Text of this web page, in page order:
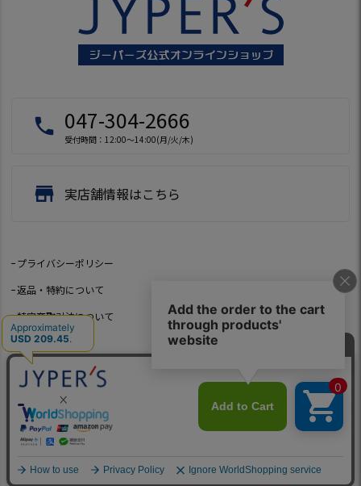
local_phone 047-304-2666
受付時間：12:00～14:00(月/火/木)
store 実店舗情報はこちら
プライバシーポリシー
返品・特約について
特定商取引法について
会社概要
よくあるご質問
お問い合わせ
©2021 Jeep